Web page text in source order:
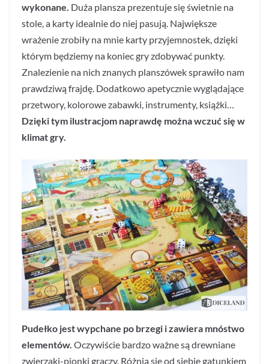
wykonane. Duża plansza prezentuje się świetnie na
stole, a karty idealnie do niej pasują. Największe
wrażenie zrobiły na mnie karty przyjemnostek, dzięki
którym będziemy na koniec gry zdobywać punkty.
Znalezienie na nich znanych planszówek sprawiło nam
prawdziwą frajdę. Dodatkowo apetycznie wyglądające
przetwory, kolorowe zabawki, instrumenty, książki…
Dzięki tym ilustracjom naprawdę można wczuć się w
klimat gry.
Pudełko jest wypchane po brzegi i zawiera mnóstwo
elementów. Oczywiście bardzo ważne są drewniane
zwierzaki-pionki graczy. Różnią się od siebie gatunkiem